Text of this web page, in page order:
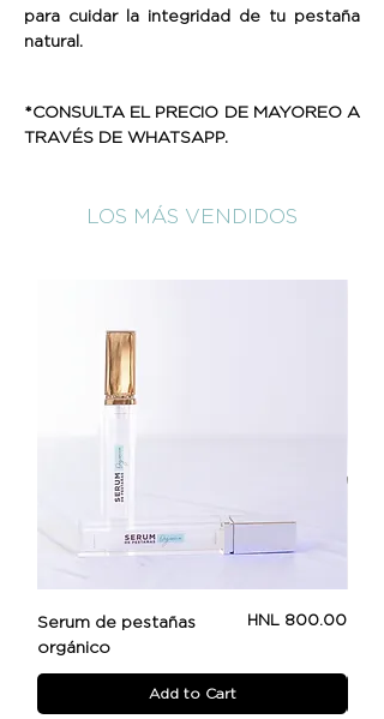
para cuidar la integridad de tu pestaña
natural.
*CONSULTA EL PRECIO DE MAYOREO A
TRAVÉS DE WHATSAPP.
LOS MÁS VENDIDOS
Serum de pestañas
orgánico
Price
HNL 800.00
Add to Cart